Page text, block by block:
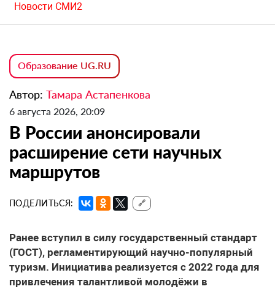
Новости СМИ2
Образование UG.RU
Автор: Тамара Астапенкова
6 августа 2026, 20:09
В России анонсировали
расширение сети научных
маршрутов
ПОДЕЛИТЬСЯ: 🔗
Ранее вступил в силу государственный стандарт
(ГОСТ), регламентирующий научно-популярный
туризм. Инициатива реализуется с 2022 года для
привлечения талантливой молодёжи в